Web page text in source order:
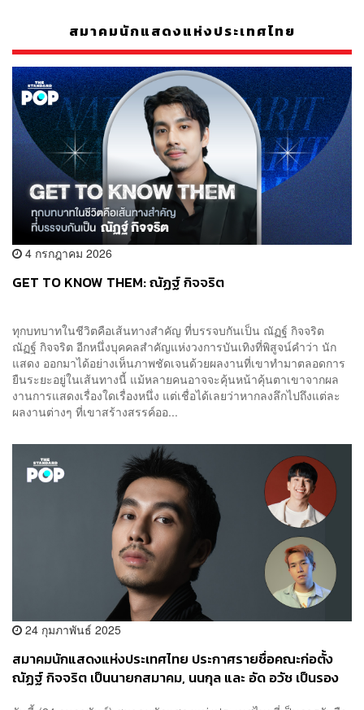
สมาคมนักแสดงแห่งประเทศไทย
4 กรกฎาคม 2026
GET TO KNOW THEM: ณัฏฐ์ กิจจริต
ทุกบทบาทในชีวิตคือเส้นทางสำคัญ ที่บรรจบกันเป็น ณัฏฐ์ กิจจริต
ณัฏฐ์ กิจจริต อีกหนึ่งบุคคลสำคัญแห่งวงการบันเทิงที่พิสูจน์คำว่า นัก
แสดง ออกมาได้อย่างเห็นภาพชัดเจนด้วยผลงานที่เขาทำมาตลอดการ
ยืนระยะอยู่ในเส้นทางนี้ แม้หลายคนอาจจะคุ้นหน้าคุ้นตาเขาจากผล
งานการแสดงเรื่องใดเรื่องหนึ่ง แต่เชื่อได้เลยว่าหากลงลึกไปถึงแต่ละ
ผลงานต่างๆ ที่เขาสร้างสรรค์ออ...
24 กุมภาพันธ์ 2025
สมาคมนักแสดงแห่งประเทศไทย ประกาศรายชื่อคณะก่อตั้ง
ณัฏฐ์ กิจจริต เป็นนายกสมาคม, นนกุล และ อัด อวัช เป็นรอง